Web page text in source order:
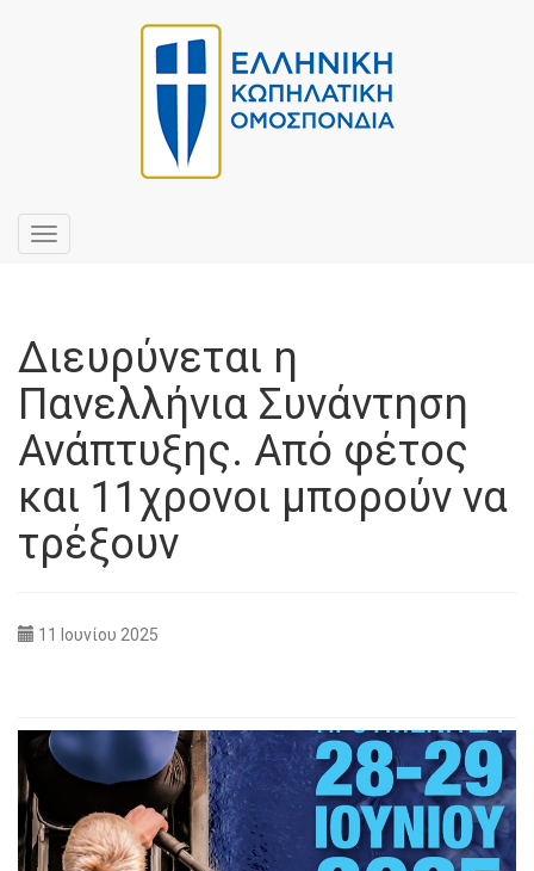
Toggle
navigation
Διευρύνεται η
Πανελλήνια Συνάντηση
Ανάπτυξης. Από φέτος
και 11χρονοι μπορούν να
τρέξουν
11 Ιουνίου 2025